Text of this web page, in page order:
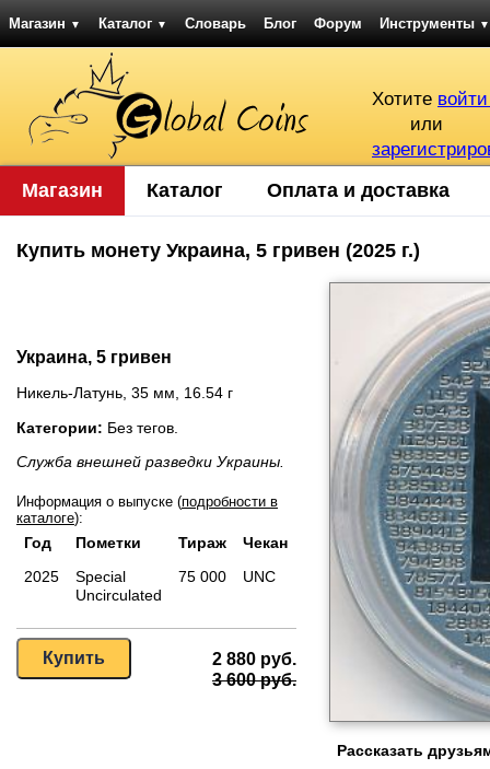
Магазин ▼ Каталог ▼ Словарь Блог Форум Инструменты ▼
Хотите
или
Магазин Каталог Оплата и доставка
Купить монету Украина, 5 гривен (2025 г.)
Украина, 5 гривен
Никель-Латунь, 35 мм, 16.54 г
Категории: Без тегов.
Служба внешней разведки Украины.
Информация о выпуске (подробности в
каталоге):
Год Пометки Тираж
Чекан
2025
Special
Uncirculated
75 000 UNC
2 880 руб.
3 600 руб.
Рассказать